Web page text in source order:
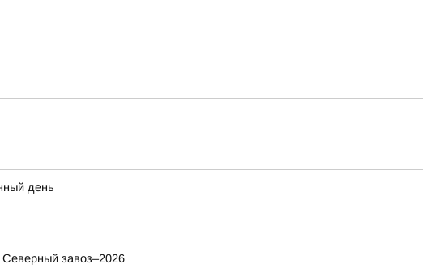
день
завоз–2026